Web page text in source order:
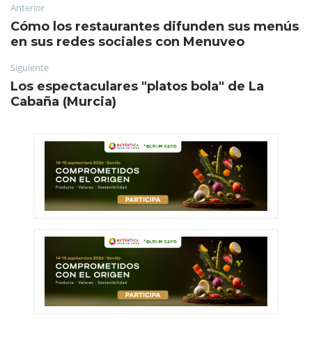
Anterior
Cómo los restaurantes difunden sus menús
en sus redes sociales con Menuveo
Siguiente
Los espectaculares "platos bola" de La
Cabaña (Murcia)